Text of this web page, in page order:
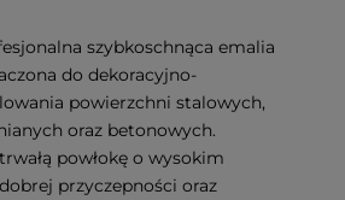
szybkoschnąca emalia
do dekoracyjno-
powierzchni stalowych,
oraz betonowych.
powłokę o wysokim
przyczepności oraz